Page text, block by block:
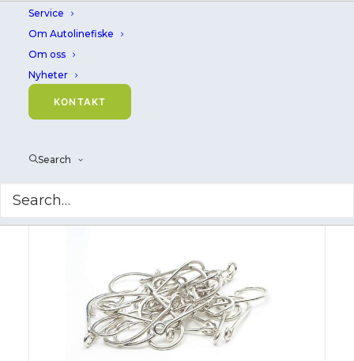
Service
Om Autolinefiske
Om oss
Nyheter
KONTAKT
Search
Last ned